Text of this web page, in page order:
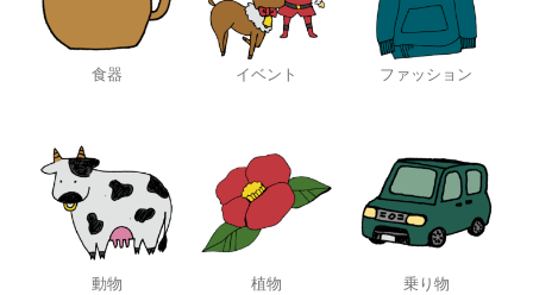
食器 イベント ファッション
動物 植物 乗り物